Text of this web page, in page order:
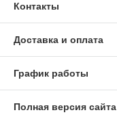
Контакты
Доставка и оплата
График работы
Полная версия сайта